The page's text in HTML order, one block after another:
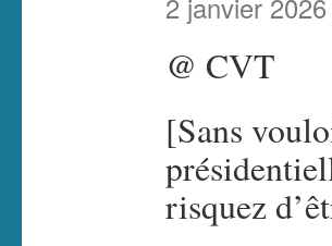
2 janvier
@ CVT
[Sans
risquez